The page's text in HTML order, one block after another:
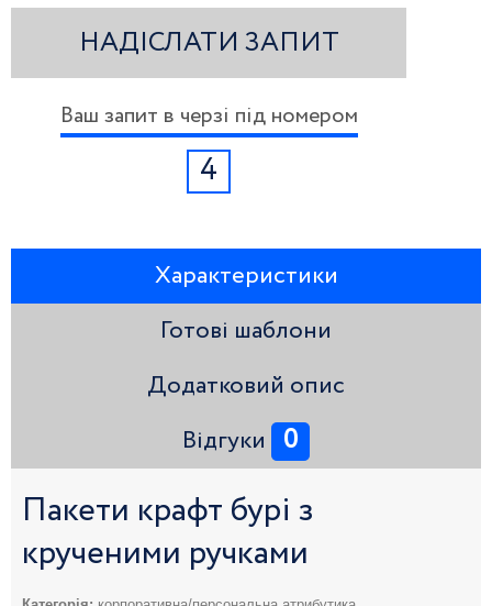
НАДІСЛАТИ ЗАПИТ
Ваш запит в черзі під номером
4
Характеристики
Готові шаблони
Додатковий опис
Відгуки 0
Пакети крафт бурі з
крученими ручками